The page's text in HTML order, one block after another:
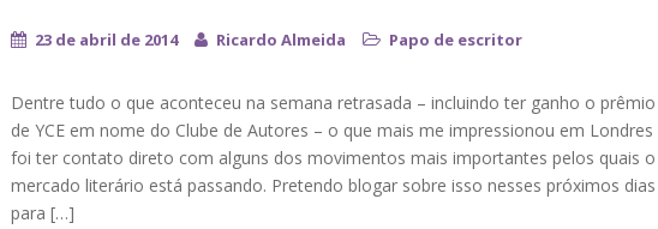
23 de abril de 2014 Ricardo Almeida Papo de escritor
Dentre tudo o que aconteceu na semana retrasada – incluindo ter ganho o prêmio
de YCE em nome do Clube de Autores – o que mais me impressionou em Londres
foi ter contato direto com alguns dos movimentos mais importantes pelos quais o
mercado literário está passando. Pretendo blogar sobre isso nesses próximos dias
para […]